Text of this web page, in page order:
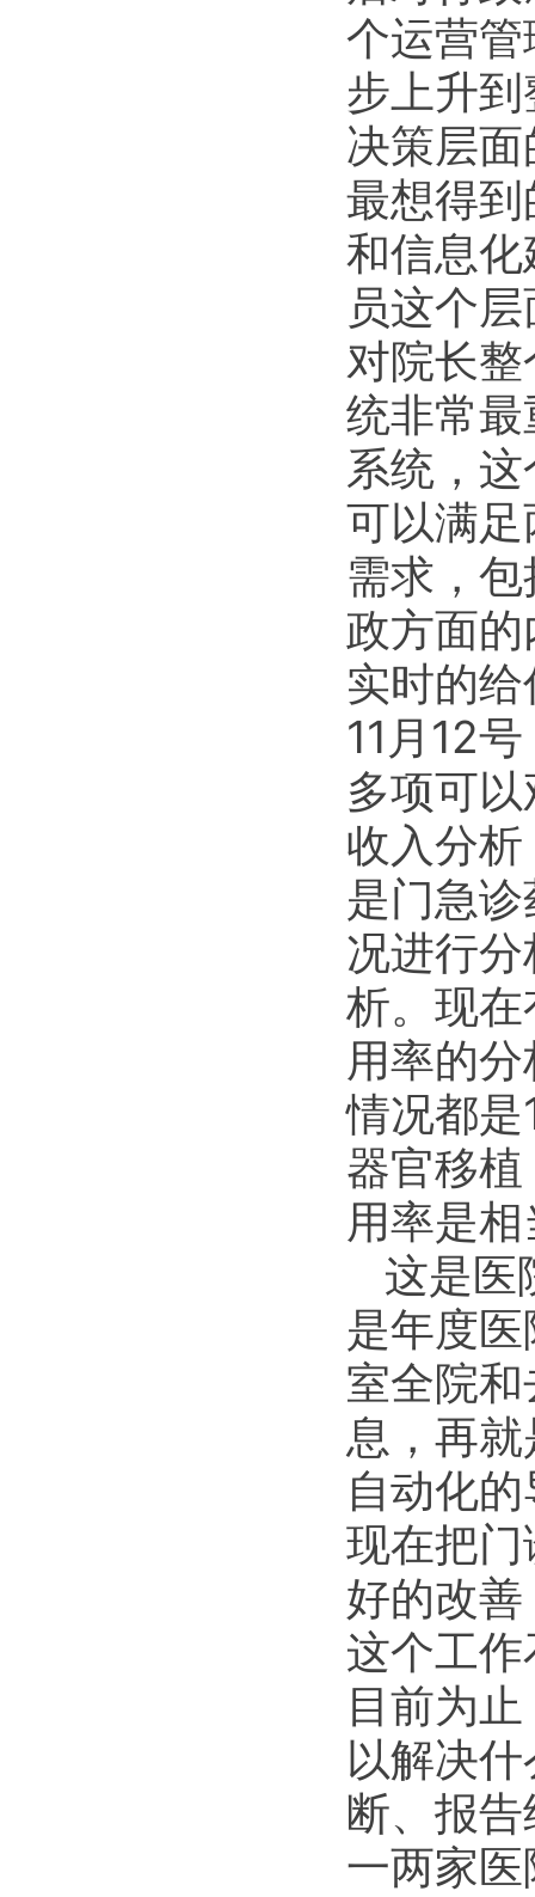
个运营
步上升
决策层
最想得
和信息
员这个
对院长
统非常
系统，
可以满
需求，
政方面
实时的
11月12
多项可
收入分
是门急
况进行
析。现
用率的
情况都
器官移
用率是
这是医
是年度
室全院
息，再
自动化
现在把
好的改
这个工
目前为
以解决
断、报
一两家